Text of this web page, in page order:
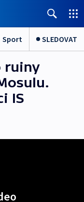
Sport SLEDOVAT
ruiny
IS